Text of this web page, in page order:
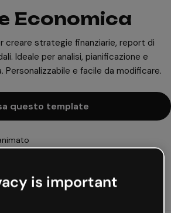
Economica
creare strategie finanziarie, report di
Ideale per analisi, pianificazione e
Personalizzabile e facile da modificare.
questo template
altri formatiis important